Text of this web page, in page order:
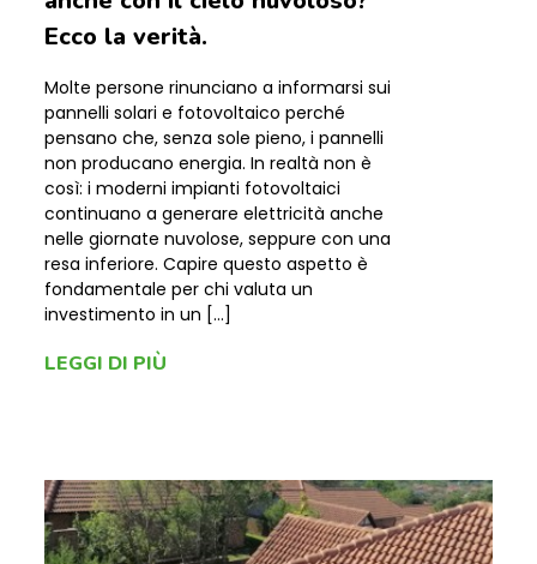
Ecco la verità.
Molte persone rinunciano a informarsi sui
pannelli solari e fotovoltaico perché
pensano che, senza sole pieno, i pannelli
non producano energia. In realtà non è
così: i moderni impianti fotovoltaici
continuano a generare elettricità anche
nelle giornate nuvolose, seppure con una
resa inferiore. Capire questo aspetto è
fondamentale per chi valuta un
investimento in un […]
LEGGI DI PIÙ